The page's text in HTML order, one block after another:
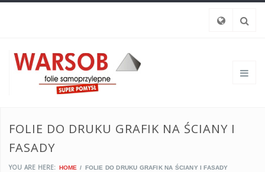
FOLIE DO DRUKU GRAFIK NA ŚCIANY I
FASADY
YOU ARE HERE: HOME FOLIE DO DRUKU GRAFIK NA ŚCIANY I FASADY